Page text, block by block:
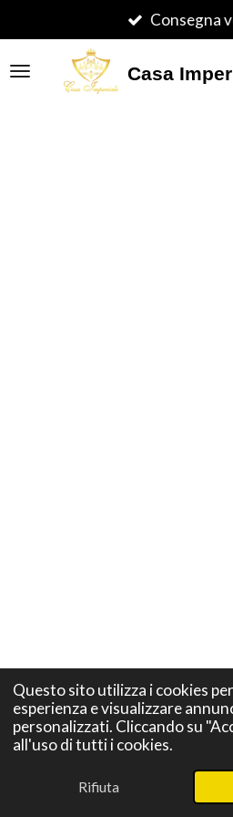
Questo sito utilizza i cookies
esperienza e visualizzare
personalizzati. Cliccando su
all'uso di tutti i cookies.
Rifiuta
al
contenuto
principale
Casa
Consegna veloce
Webador